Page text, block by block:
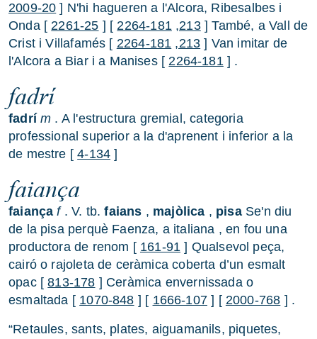
2009-20 ] N'hi hagueren a l'Alcora, Ribesalbes i
Onda [2261-25 ] [2264-181 ,213] També, a Vall de
Crist i Villafamés [ 2264-181 ,213 ] Van imitar de
l'Alcora a Biar i a Manises [2264-181] .
fadrí
fadrí m . A l'estructura gremial, categoria
professional superior a la d'aprenent i inferior a la
de mestre [4-134 ]
faiança
faiança f. V. tb.faians , majòlica , pisaSe'n diu
de la pisa perquè Faenza, a italiana , en fou una
productora de renom [ 161-91 ] Qualsevol peça,
cairó o rajoleta de ceràmica coberta d’un esmalt
opac [813-178 ] Ceràmica envernissada o
esmaltada [ 1070-848 ] [ 1666-107] [ 2000-768 ] .
“Retaules, sants, plates, aiguamanils, piquetes,